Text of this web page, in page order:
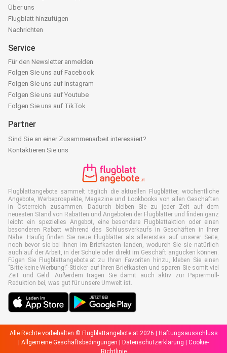
Über uns
Flugblatt hinzufügen
Nachrichten
Service
Für den Newsletter anmelden
Folgen Sie uns auf Facebook
Folgen Sie uns auf Instagram
Folgen Sie uns auf Youtube
Folgen Sie uns auf TikTok
Partner
Sind Sie an einer Zusammenarbeit interessiert?
Kontaktieren Sie uns
Flugblattangebote sammelt täglich die aktuellen Flugblätter, wöchentliche
Angebote, Werbeprospekte, Magazine und Lookbooks von allen Geschäften
in Österreich zusammen. Dadurch bleiben Sie zu jeder Zeit auf dem
neuesten Stand von Rabatten und Angeboten der Flugblätter und finden ganz
leicht ein spezielles Angebot, eine besondere Flugblattaktion oder einen
besonderen Rabatt während des Schlussverkaufs in Geschäften in Ihrer
Nähe. Häufig finden Sie neue Flugblätter als allererstes auf unserer Seite,
noch bevor sie bei Ihnen im Briefkasten landen, wodurch Sie sie natürlich
auch auf der Arbeit, in der Schule oder direkt im Geschäft angucken können.
Fügen Sie Flugblattangebote.at zu Ihren Favoriten hinzu, kleben Sie einen
"Bitte keine Werbung!"-Sticker auf Ihren Briefkasten und sparen Sie somit viel
Zeit und Geld. Außerdem tragen Sie damit auch aktiv zur Papiermüll-
Reduktion bei, was gut für unsere Umwelt ist.
Alle Rechte vorbehalten © Flugblattangebote.at 2026 |
Haftungsausschluss
Allgemeine Geschäftsbedingungen Datenschutzerklärung
Cookie-
Richtlinie